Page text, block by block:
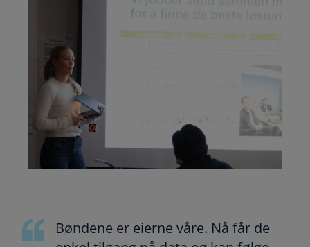
Bøndene er eierne våre. Nå får de